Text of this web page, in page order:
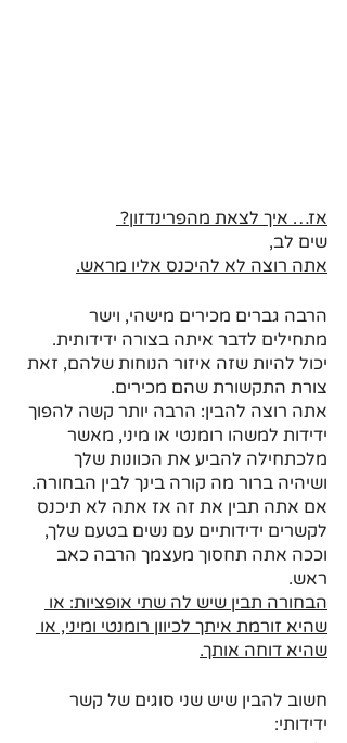
אז… איך לצאת מהפרינדזון?
שים לב,
אתה רוצה לא להיכנס אליו מראש.
הרבה גברים מכירים מישהי, וישר
מתחילים לדבר איתה בצורה ידידותית.
יכול להיות שזה איזור הנוחות שלהם, זאת
צורת התקשורת שהם מכירים.
אתה רוצה להבין: הרבה יותר קשה להפוך
ידידות למשהו רומנטי או מיני, מאשר
מלכתחילה להביע את הכוונות שלך
ושיהיה ברור מה קורה בינך לבין הבחורה.
אם אתה תבין את זה אז אתה לא תיכנס
לקשרים ידידותיים עם נשים בטעם שלך,
וככה אתה תחסוך מעצמך הרבה כאב
ראש.
הבחורה תבין שיש לה שתי אופציות: או
שהיא זורמת איתך לכיוון רומנטי ומיני, או
שהיא דוחה אותך.
חשוב להבין שיש שני סוגים של קשר
ידידותי: